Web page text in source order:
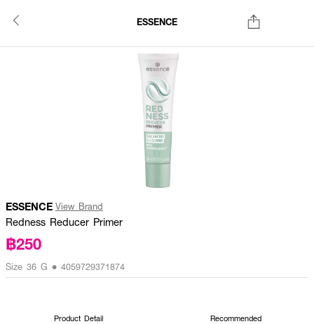
ESSENCE
ESSENCE View Brand
Redness Reducer Primer
฿250
Size 36 G • 4059729371874
Product Detail Recommended